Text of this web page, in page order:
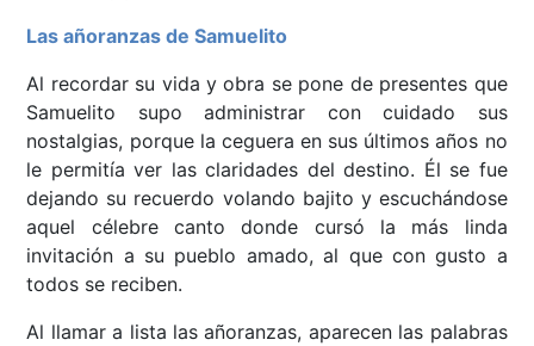
Las añoranzas de Samuelito
Al recordar su vida y obra se pone de presentes que
Samuelito supo administrar con cuidado sus
nostalgias, porque la ceguera en sus últimos años no
le permitía ver las claridades del destino. Él se fue
dejando su recuerdo volando bajito y escuchándose
aquel célebre canto donde cursó la más linda
invitación a su pueblo amado, al que con gusto a
todos se reciben.
Al llamar a lista las añoranzas, aparecen las palabras